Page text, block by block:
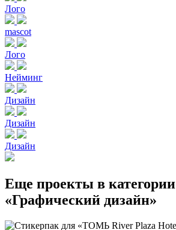
Лого
mascot
Лого
Нейминг
Дизайн
Дизайн
Дизайн
Еще проекты в категории
«Графический дизайн»